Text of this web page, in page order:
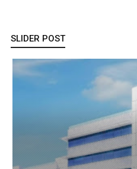
SLIDER POST